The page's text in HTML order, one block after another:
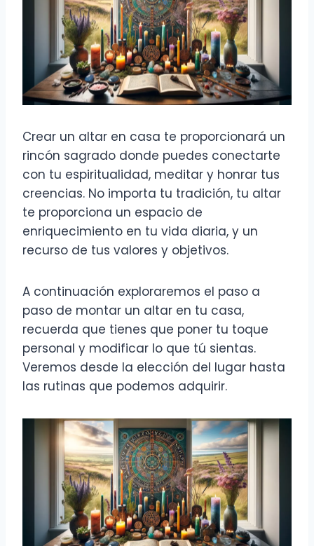
Crear un altar en casa te proporcionará un
rincón sagrado donde puedes conectarte
con tu espiritualidad, meditar y honrar tus
creencias. No importa tu tradición, tu altar
te proporciona un espacio de
enriquecimiento en tu vida diaria, y un
recurso de tus valores y objetivos.
A continuación exploraremos el paso a
paso de montar un altar en tu casa,
recuerda que tienes que poner tu toque
personal y modificar lo que tú sientas.
Veremos desde la elección del lugar hasta
las rutinas que podemos adquirir.